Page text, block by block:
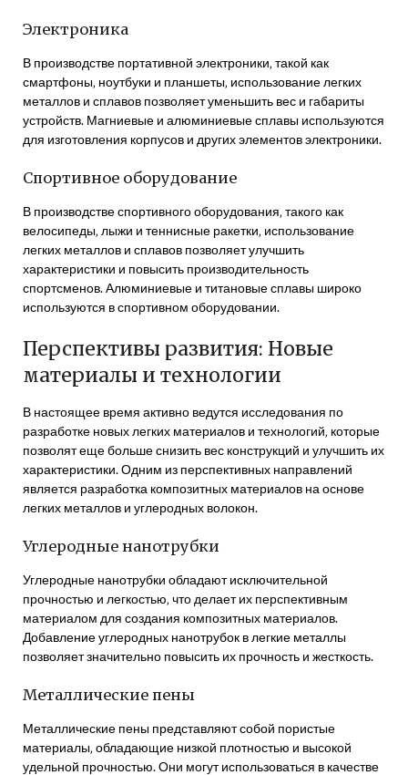
Электроника
В производстве портативной электроники‚ такой как
смартфоны‚ ноутбуки и планшеты‚ использование легких
металлов и сплавов позволяет уменьшить вес и габариты
устройств. Магниевые и алюминиевые сплавы используются
для изготовления корпусов и других элементов электроники.
Спортивное оборудование
В производстве спортивного оборудования‚ такого как
велосипеды‚ лыжи и теннисные ракетки‚ использование
легких металлов и сплавов позволяет улучшить
характеристики и повысить производительность
спортсменов. Алюминиевые и титановые сплавы широко
используются в спортивном оборудовании.
Перспективы развития: Новые
материалы и технологии
В настоящее время активно ведутся исследования по
разработке новых легких материалов и технологий‚ которые
позволят еще больше снизить вес конструкций и улучшить их
характеристики. Одним из перспективных направлений
является разработка композитных материалов на основе
легких металлов и углеродных волокон.
Углеродные нанотрубки
Углеродные нанотрубки обладают исключительной
прочностью и легкостью‚ что делает их перспективным
материалом для создания композитных материалов.
Добавление углеродных нанотрубок в легкие металлы
позволяет значительно повысить их прочность и жесткость.
Металлические пены
Металлические пены представляют собой пористые
материалы‚ обладающие низкой плотностью и высокой
удельной прочностью. Они могут использоваться в качестве